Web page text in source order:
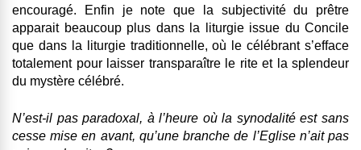
encouragé. Enfin je note que la subjectivité du prêtre
apparait beaucoup plus dans la liturgie issue du Concile
que dans la liturgie traditionnelle, où le célébrant s’efface
totalement pour laisser transparaître le rite et la splendeur
du mystère célébré.
N’est-il pas paradoxal, à l’heure où la synodalité est sans
cesse mise en avant, qu’une branche de l’Eglise n’ait pas